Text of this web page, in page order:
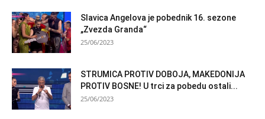
Slavica Angelova je pobednik 16. sezone
„Zvezda Granda“
25/06/2023
STRUMICA PROTIV DOBOJA, MAKEDONIJA
PROTIV BOSNE! U trci za pobedu ostali...
25/06/2023